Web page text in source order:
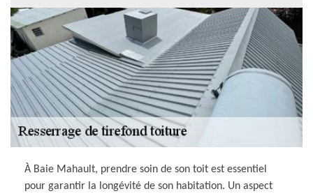
À Baie Mahault, prendre soin de son toit est essentiel
pour garantir la longévité de son habitation. Un aspect